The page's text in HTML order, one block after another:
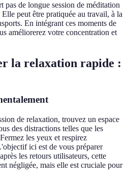
pas de longue session de méditation
peut être pratiquée au travail, à la
En intégrant ces moments de
améliorerez votre concentration et
la relaxation rapide :
de relaxation, trouvez un espace
des distractions telles que les
les yeux et respirez
ici est de vous préparer
les retours utilisateurs, cette
négligée, mais elle est cruciale pour